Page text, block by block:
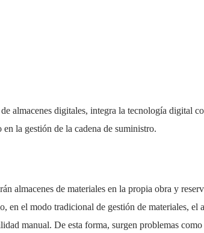
almacenes digitales, integra la tecnología digital
la gestión de la cadena de suministro.
almacenes de materiales en la propia obra y
en el modo tradicional de gestión de materiales, el
manual. De esta forma, surgen problemas como